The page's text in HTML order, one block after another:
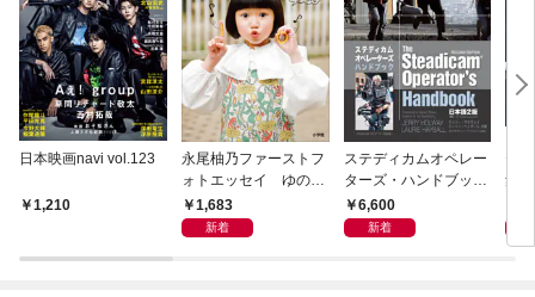
日本映画navi vol.123
1,210
永尾柚乃ファーストフ
ォトエッセイ ゆのも
のがたり
1,683
新着
ステディカムオペレー
ターズ・ハンドブック
日本語版 電子版 第２
版
6,600
新着
集
ウ
【